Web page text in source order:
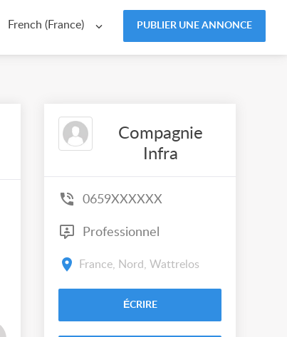
French (France) PUBLIER UNE ANNONCE
Compagnie
Infra
0659XXXXXX
Professionnel
France, Nord, Wattrelos
ÉCRIRE